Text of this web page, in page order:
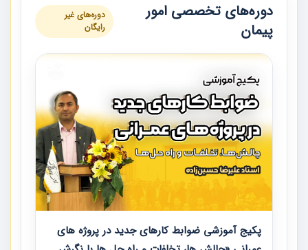
دوره‌های تخصصی امور
پیمان
دوره‌های غیر
رایگان
پکیج آموزشی ضوابط کارهای جدید در پروژه های